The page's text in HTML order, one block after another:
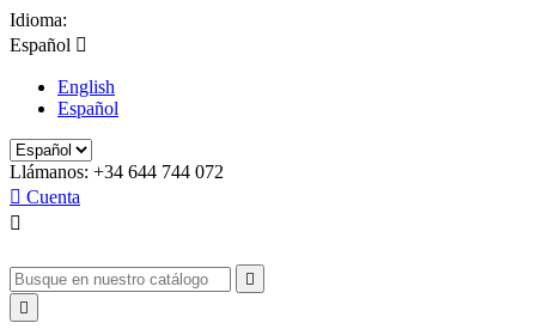
Idioma:
Español 
English
Español
Llámanos: +34 644 744 072
 Cuenta


